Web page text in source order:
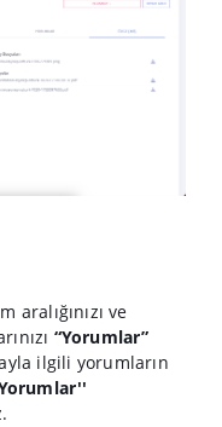
ve
“Yorumlar”
ilgili yorumların